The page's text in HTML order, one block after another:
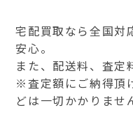
宅配買取なら全国対
安心。
また、配送料、査定
※査定額にご納得頂
どは一切かかりませ